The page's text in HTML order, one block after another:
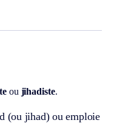
ou jihadiste.
(ou jihad) ou emploie